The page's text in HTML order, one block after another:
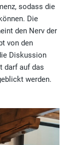
sodass die
Die
den Nerv der
von den
Diskussion
darf auf das
werden.